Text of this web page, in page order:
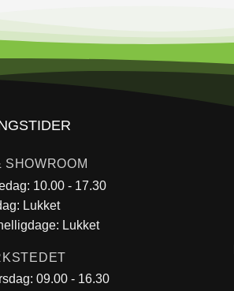
SHOWROOM
10.00 - 17.30
Lukket
Lukket
09.00 - 16.30